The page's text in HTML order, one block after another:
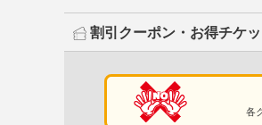
割引クーポン・お得チケ
各